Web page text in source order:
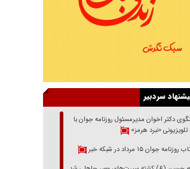
سردبیر
دکتر اخوان مدیرمسئول روزنامه جوان با
تلویزیونی «نبرد هرمز»
روزنامه جوان ۱۵ مرداد در شبکه خبر